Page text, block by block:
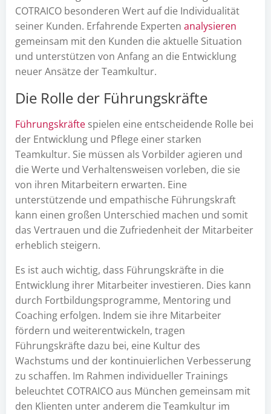
COTRAICO besonderen Wert auf die Individualität
seiner Kunden. Erfahrende Experten analysieren
gemeinsam mit den Kunden die aktuelle Situation
und unterstützen von Anfang an die Entwicklung
neuer Ansätze der Teamkultur.
Die Rolle der Führungskräfte
Führungskräfte spielen eine entscheidende Rolle bei
der Entwicklung und Pflege einer starken
Teamkultur. Sie müssen als Vorbilder agieren und
die Werte und Verhaltensweisen vorleben, die sie
von ihren Mitarbeitern erwarten. Eine
unterstützende und empathische Führungskraft
kann einen großen Unterschied machen und somit
das Vertrauen und die Zufriedenheit der Mitarbeiter
erheblich steigern.
Es ist auch wichtig, dass Führungskräfte in die
Entwicklung ihrer Mitarbeiter investieren. Dies kann
durch Fortbildungsprogramme, Mentoring und
Coaching erfolgen. Indem sie ihre Mitarbeiter
fördern und weiterentwickeln, tragen
Führungskräfte dazu bei, eine Kultur des
Wachstums und der kontinuierlichen Verbesserung
zu schaffen. Im Rahmen individueller Trainings
beleuchtet COTRAICO aus München gemeinsam mit
den Klienten unter anderem die Teamkultur im